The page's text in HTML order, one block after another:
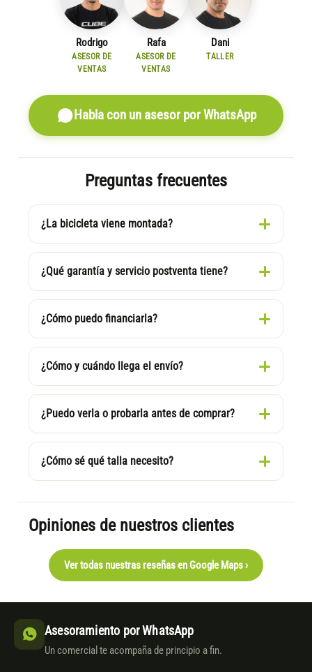
Rodrigo
ASESOR DE
VENTAS
Rafa
ASESOR DE
VENTAS
Dani
TALLER
Habla con un asesor por WhatsApp
Preguntas frecuentes
¿La bicicleta viene montada?
¿Qué garantía y servicio postventa tiene?
¿Cómo puedo financiarla?
¿Cómo y cuándo llega el envío?
¿Puedo verla o probarla antes de comprar?
¿Cómo sé qué talla necesito?
Opiniones de nuestros clientes
Ver todas nuestras reseñas en Google Maps ›
Asesoramiento por WhatsApp
Un comercial te acompaña de principio a fin.